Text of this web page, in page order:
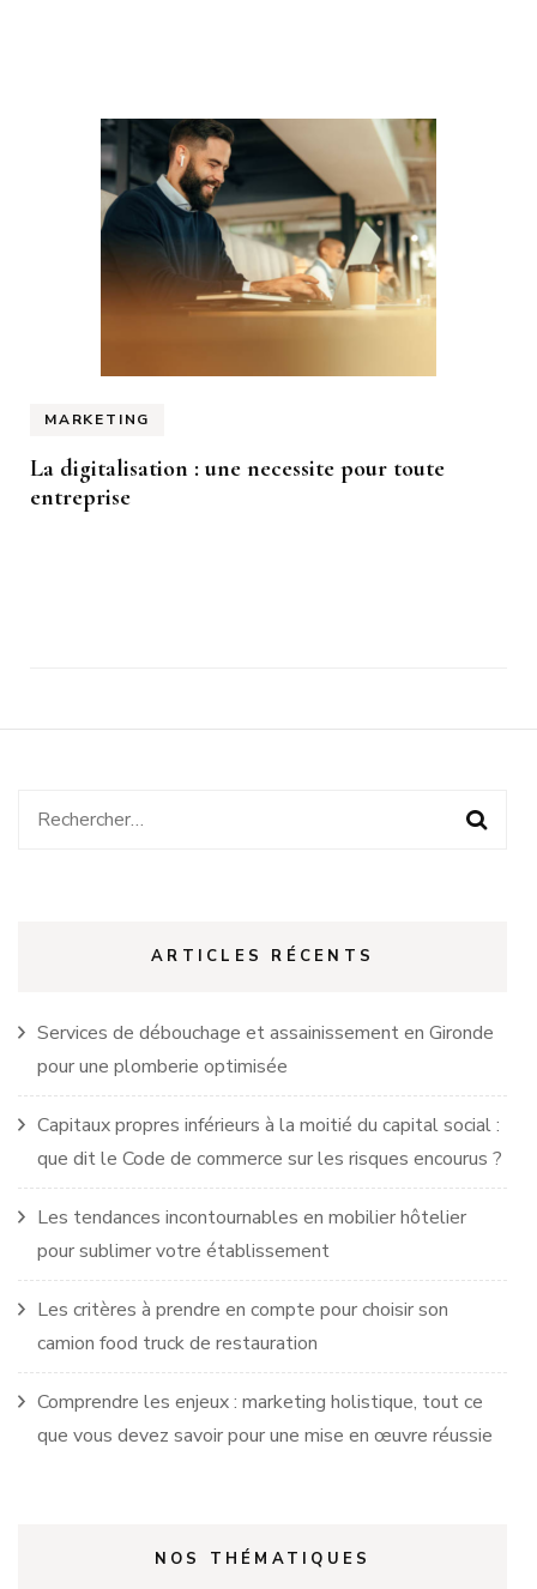
MARKETING
La digitalisation : une necessite pour toute
entreprise
Rechercher :
ARTICLES RÉCENTS
Services de débouchage et assainissement en Gironde
pour une plomberie optimisée
Capitaux propres inférieurs à la moitié du capital social :
que dit le Code de commerce sur les risques encourus ?
Les tendances incontournables en mobilier hôtelier
pour sublimer votre établissement
Les critères à prendre en compte pour choisir son
camion food truck de restauration
Comprendre les enjeux : marketing holistique, tout ce
que vous devez savoir pour une mise en œuvre réussie
NOS THÉMATIQUES